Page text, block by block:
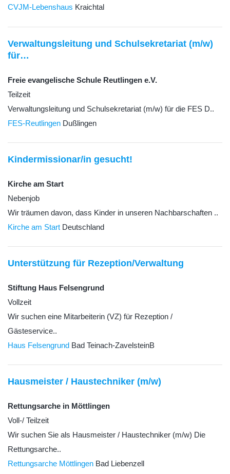
CVJM-Lebenshaus Kraichtal
Verwaltungsleitung und Schulsekretariat (m/w)
für…
Freie evangelische Schule Reutlingen e.V.
Teilzeit
Verwaltungsleitung und Schulsekretariat (m/w) für die FES D..
FES-Reutlingen Dußlingen
Kindermissionar/in gesucht!
Kirche am Start
Nebenjob
Wir träumen davon, dass Kinder in unseren Nachbarschaften ..
Kirche am Start Deutschland
Unterstützung für Rezeption/Verwaltung
Stiftung Haus Felsengrund
Vollzeit
Wir suchen eine Mitarbeiterin (VZ) für Rezeption /
Gästeservice..
Haus Felsengrund Bad Teinach-ZavelsteinB
Hausmeister / Haustechniker (m/w)
Rettungsarche in Möttlingen
Voll-/ Teilzeit
Wir suchen Sie als Hausmeister / Haustechniker (m/w) Die
Rettungsarche..
Rettungsarche Möttlingen Bad Liebenzell